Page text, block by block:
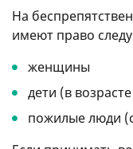
На
имеют право
женщины
дети (в
пожилые люди